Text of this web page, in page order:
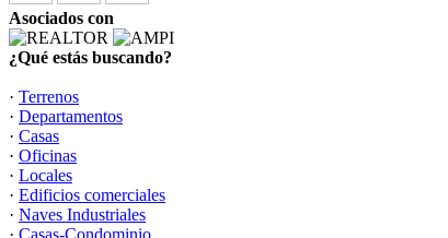
Asociados con
¿Qué estás buscando?
· Terrenos
· Departamentos
· Casas
· Oficinas
· Locales
· Edificios comerciales
· Naves Industriales